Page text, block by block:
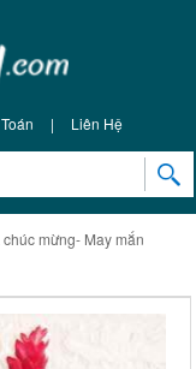
| Liên Hệ
chúc mừng- May mắn